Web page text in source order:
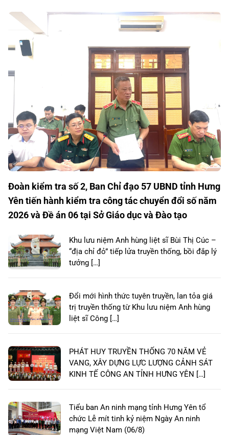
Đoàn kiểm tra số 2, Ban Chỉ đạo 57 UBND tỉnh Hưng
Yên tiến hành kiểm tra công tác chuyển đổi số năm
2026 và Đề án 06 tại Sở Giáo dục và Đào tạo
Khu lưu niệm Anh hùng liệt sĩ Bùi Thị Cúc –
“địa chỉ đỏ” tiếp lửa truyền thống, bồi đắp lý
tưởng […]
Đổi mới hình thức tuyên truyền, lan tỏa giá
trị truyền thống từ Khu lưu niệm Anh hùng
liệt sĩ Công […]
PHÁT HUY TRUYỀN THỐNG 70 NĂM VẺ
VANG, XÂY DỰNG LỰC LƯỢNG CẢNH SÁT
KINH TẾ CÔNG AN TỈNH HƯNG YÊN […]
Tiểu ban An ninh mạng tỉnh Hưng Yên tổ
chức Lễ mít tinh kỷ niệm Ngày An ninh
mạng Việt Nam (06/8)